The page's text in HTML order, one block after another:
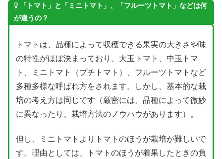
「トマト」と「ミニトマト」、「フルーツトマト」などは何
が違うの？
トマトは、品種によって収穫できる果実の大きさや味
の特性がほぼ決まっており、大玉トマト、中玉トマ
ト、ミニトマト（プチトマト）、フルーツトマトなど
多種多様な呼ばれ方をされます。しかし、基本的な栽
培の考え方は同じです（厳密には、品種によって微妙
に異なったり、栽培方法のノウハウがあります）。
但し、ミニトマトよりトマトのほうが栽培が難しいで
す。理由としては、トマトのほうが着果したときの負